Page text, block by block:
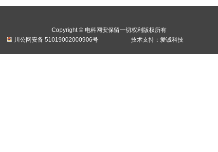
Copyright © 电科网安保留一切权利版权所有
川公网安备 51019002000906号
技术支持： 爱诚科技